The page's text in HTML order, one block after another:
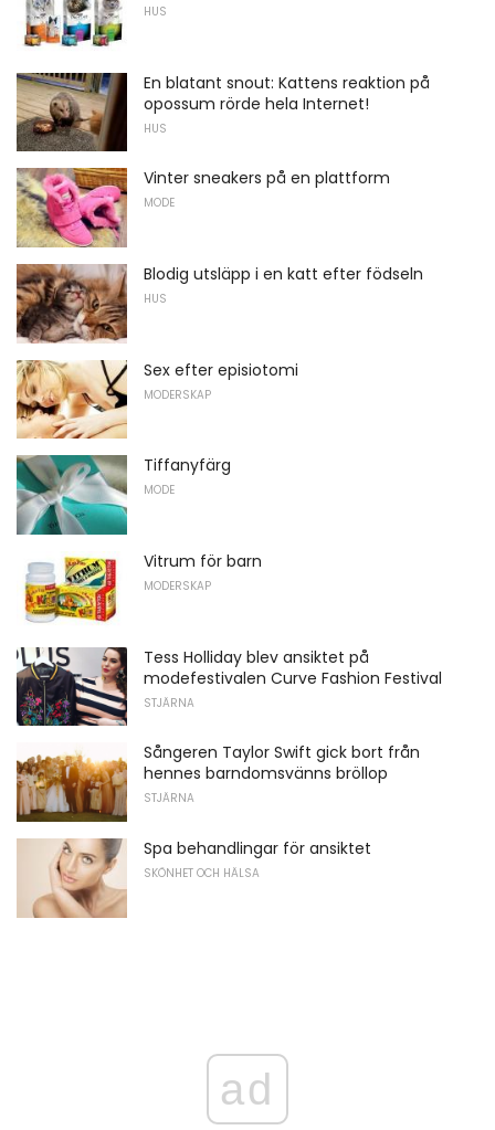
HUS
En blatant snout: Kattens reaktion på
opossum rörde hela Internet!
HUS
Vinter sneakers på en plattform
MODE
Blodig utsläpp i en katt efter födseln
HUS
Sex efter episiotomi
MODERSKAP
Tiffanyfärg
MODE
Vitrum för barn
MODERSKAP
Tess Holliday blev ansiktet på
modefestivalen Curve Fashion Festival
STJÄRNA
Sångeren Taylor Swift gick bort från
hennes barndomsvänns bröllop
STJÄRNA
Spa behandlingar för ansiktet
SKÖNHET OCH HÄLSA
ad